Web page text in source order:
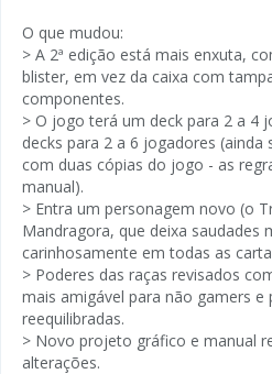
O que mudou:
> A 2ª edição está mais enxuta,
blister, em vez da caixa com
componentes.
> O jogo terá um deck para 2 a 4
decks para 2 a 6 jogadores
com duas cópias do jogo - as
manual).
> Entra um personagem novo (o
Mandragora, que deixa saudades
carinhosamente em todas as
> Poderes das raças revisados
mais amigável para não gamers e
reequilibradas.
> Novo projeto gráfico e manual
alterações.